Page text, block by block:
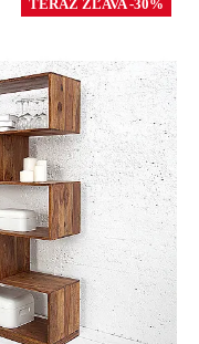
TERAZ ZĽAVA -30%